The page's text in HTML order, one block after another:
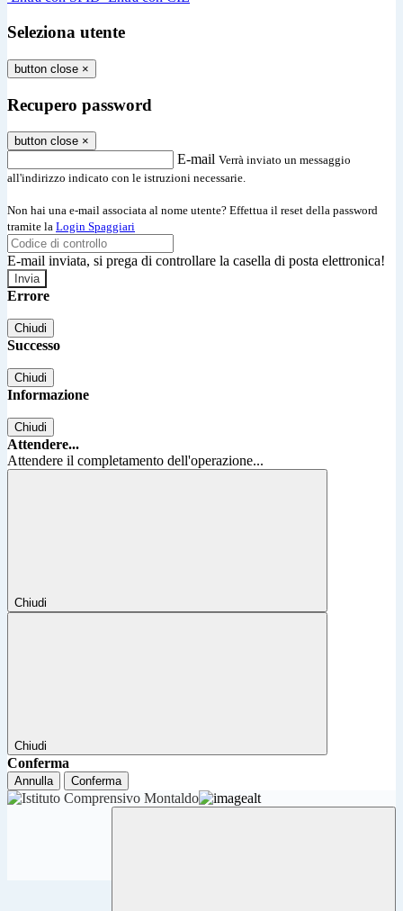
Seleziona utente
button close ×
Recupero password
button close ×
E-mail Verrà inviato un messaggio
all'indirizzo indicato con le istruzioni necessarie.
Non hai una e-mail associata al nome utente? Effettua il reset della password
tramite la Login Spaggiari
E-mail inviata, si prega di controllare la casella di posta elettronica!
Errore
Chiudi
Successo
Chiudi
Informazione
Chiudi
Attendere...
Attendere il completamento dell'operazione...
Chiudi
Chiudi
Conferma
Annulla Conferma